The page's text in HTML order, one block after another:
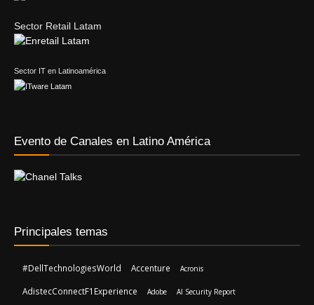
Sector Retail Latam
Sector IT en Latinoamérica
Evento de Canales en Latino América
Principales temas
#DellTechnologiesWorld Accenture Acronis
AdistecConnectF1Experience Adobe AI Security Report